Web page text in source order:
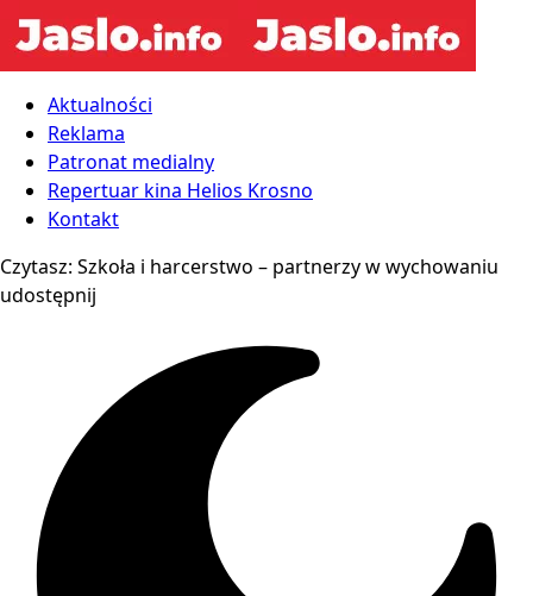
Aktualności
Reklama
Patronat medialny
Repertuar kina Helios Krosno
Kontakt
Czytasz: Szkoła i harcerstwo – partnerzy w wychowaniu
udostępnij